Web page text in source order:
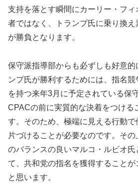
支持を落とす瞬間にカーリー・フ
者ではなく、トランプ氏に乗り換
が勝負となります。
保守派指導部からも必ずしも好意
ンプ氏が勝利するためには、指名
を持つ来年3月に予定されている保
CPACの前に実質的な決着をつける
す。そのため、極端に見える行動
片づけることが必要なのです。そ
のバランスの良いマルコ・ルビオ
て、共和党の指名を獲得すること
と思います。